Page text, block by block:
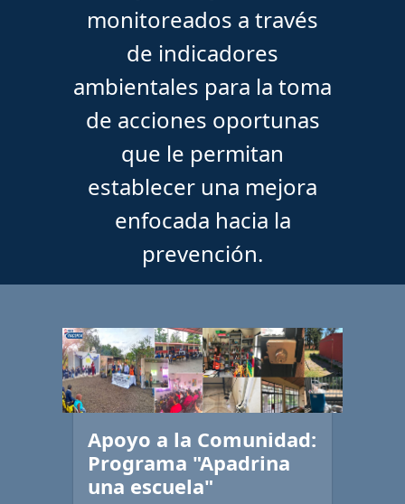
monitoreados a través
de indicadores
ambientales para la toma
de acciones oportunas
que le permitan
establecer una mejora
enfocada hacia la
prevención.
Apoyo a la Comunidad:
Programa "Apadrina
una escuela"